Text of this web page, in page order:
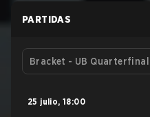
PARTIDAS
Bracket - UB Quarterfinal
25 julio, 18:00